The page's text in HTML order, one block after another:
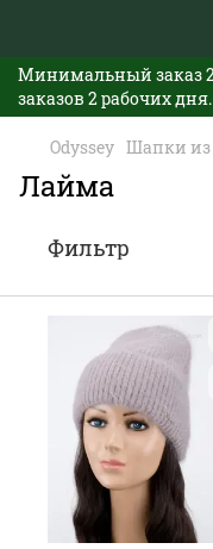
Минимальный заказ
заказов 2 рабочих дня.
Odyssey Шапки из
Лайма
Фильтр